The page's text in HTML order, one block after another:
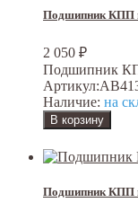
Подшипник КПП
2 050 ₽
Подшипник
Артикул:
Наличие: на
Подшипник КПП